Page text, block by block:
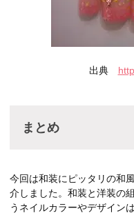
出典
まとめ
今回は和装にピッタリの和
介しました。和装と洋装の
うネイルカラーやデザイン